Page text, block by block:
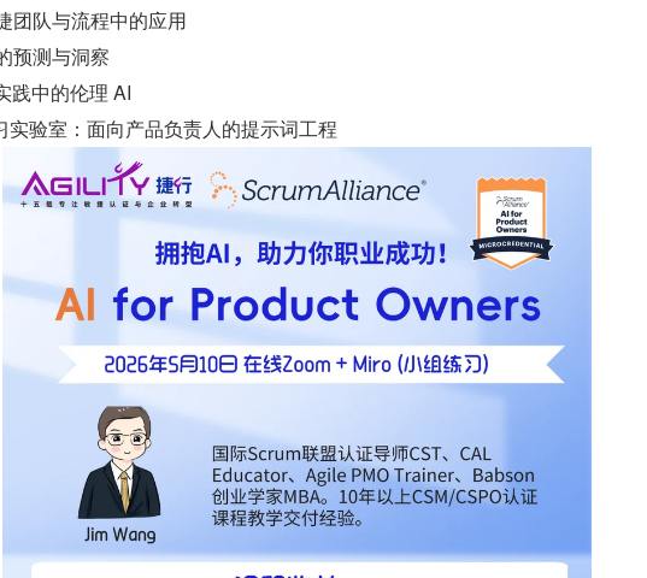
团队与流程中的应用
预测与洞察
践中的伦理 AI
实验室：面向产品负责人的提示词工程